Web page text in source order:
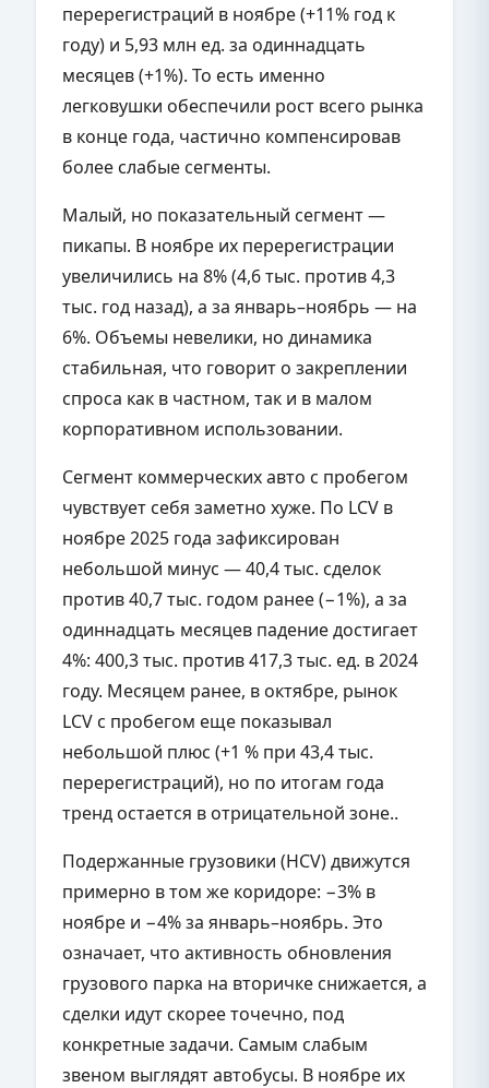
перерегистраций в ноябре (+11% год к
году) и 5,93 млн ед. за одиннадцать
месяцев (+1%). То есть именно
легковушки обеспечили рост всего рынка
в конце года, частично компенсировав
более слабые сегменты.
Малый, но показательный сегмент —
пикапы. В ноябре их перерегистрации
увеличились на 8% (4,6 тыс. против 4,3
тыс. год назад), а за январь–ноябрь — на
6%. Объемы невелики, но динамика
стабильная, что говорит о закреплении
спроса как в частном, так и в малом
корпоративном использовании.
Сегмент коммерческих авто с пробегом
чувствует себя заметно хуже. По LCV в
ноябре 2025 года зафиксирован
небольшой минус — 40,4 тыс. сделок
против 40,7 тыс. годом ранее (−1%), а за
одиннадцать месяцев падение достигает
4%: 400,3 тыс. против 417,3 тыс. ед. в 2024
году. Месяцем ранее, в октябре, рынок
LCV с пробегом еще показывал
небольшой плюс (+1 % при 43,4 тыс.
перерегистраций), но по итогам года
тренд остается в отрицательной зоне..
Подержанные грузовики (HCV) движутся
примерно в том же коридоре: −3% в
ноябре и −4% за январь–ноябрь. Это
означает, что активность обновления
грузового парка на вторичке снижается, а
сделки идут скорее точечно, под
конкретные задачи. Самым слабым
звеном выглядят автобусы. В ноябре их